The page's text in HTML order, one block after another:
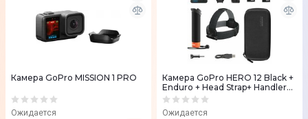
Камера GoPro MISSION 1 PRO
Ожидается
Камера GoPro HERO 12 Black +
Enduro + Head Strap+ Handler
Floating
Ожидается